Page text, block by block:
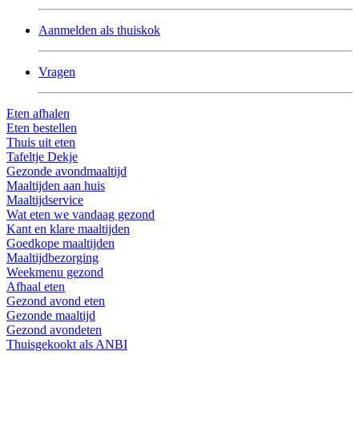
Aanmelden als thuiskok
Vragen
Eten afhalen
Eten bestellen
Thuis uit eten
Tafeltje Dekje
Gezonde avondmaaltijd
Maaltijden aan huis
Maaltijdservice
Wat eten we vandaag gezond
Kant en klare maaltijden
Goedkope maaltijden
Maaltijdbezorging
Weekmenu gezond
Afhaal eten
Gezond avond eten
Gezonde maaltijd
Gezond avondeten
Thuisgekookt als ANBI